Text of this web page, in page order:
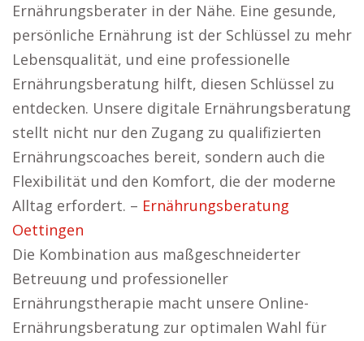
Ernährungsberater in der Nähe. Eine gesunde,
persönliche Ernährung ist der Schlüssel zu mehr
Lebensqualität, und eine professionelle
Ernährungsberatung hilft, diesen Schlüssel zu
entdecken. Unsere digitale Ernährungsberatung
stellt nicht nur den Zugang zu qualifizierten
Ernährungscoaches bereit, sondern auch die
Flexibilität und den Komfort, die der moderne
Alltag erfordert. – Ernährungsberatung
Oettingen
Die Kombination aus maßgeschneiderter
Betreuung und professioneller
Ernährungstherapie macht unsere Online-
Ernährungsberatung zur optimalen Wahl für